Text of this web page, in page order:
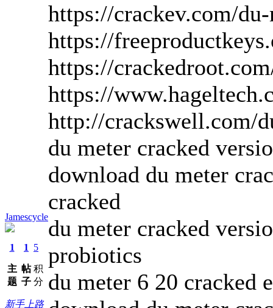
Jamescycle
1
主
题
1
帖
子
5
积
分
新手上路
https://crackev.com/
https://
https://
https://
http://crackswell.com/
du meter cracked
download du meter
cracked
du meter cracked
probiotics
du meter 6 20 cracked